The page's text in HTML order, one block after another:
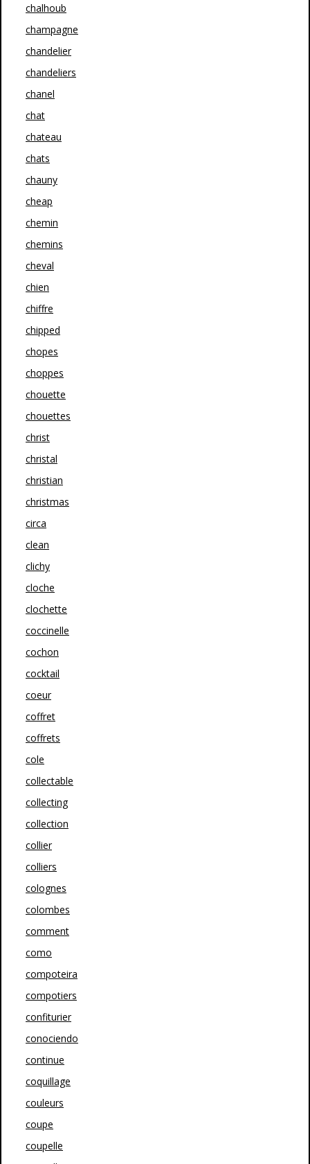
chalhoub
champagne
chandelier
chandeliers
chanel
chat
chateau
chats
chauny
cheap
chemin
chemins
cheval
chien
chiffre
chipped
chopes
choppes
chouette
chouettes
christ
christal
christian
christmas
circa
clean
clichy
cloche
clochette
coccinelle
cochon
cocktail
coeur
coffret
coffrets
cole
collectable
collecting
collection
collier
colliers
colognes
colombes
comment
como
compoteira
compotiers
confiturier
conociendo
continue
coquillage
couleurs
coupe
coupelle